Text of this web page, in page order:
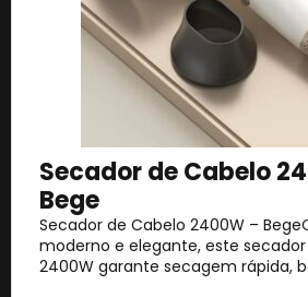
Secador de Cabelo
Bege
Secador de Cabelo 2400W –
moderno e elegante, este
2400W garante secagem rápida,